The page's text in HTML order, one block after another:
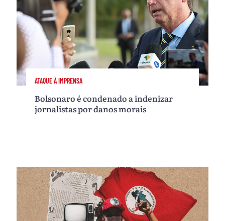
ATAQUE À IMPRENSA
Bolsonaro é condenado a indenizar
jornalistas por danos morais